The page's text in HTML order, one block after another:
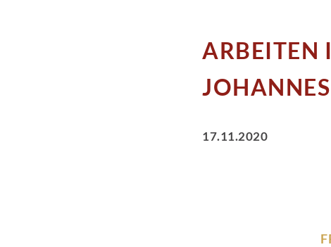
Next
Mieter
ARBEITEN
17.11.2020